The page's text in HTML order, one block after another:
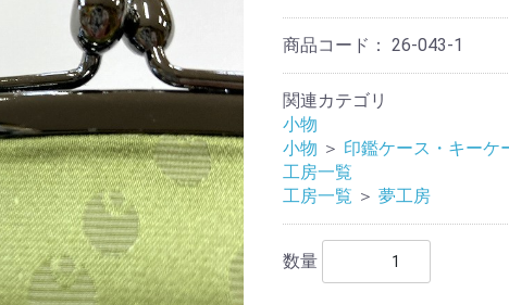
商品コード： 26-043-1
関連カテゴリ
小物
小物 ＞ 印鑑ケース・キーケ
工房一覧
工房一覧 ＞ 夢工房
数量